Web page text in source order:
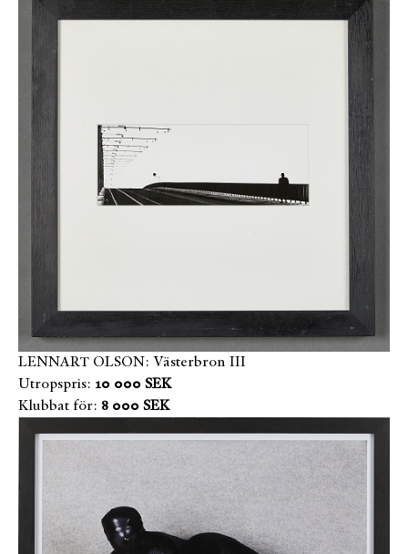
LENNART OLSON: Västerbron III
Utropspris: 10 000 SEK
Klubbat för: 8 000 SEK